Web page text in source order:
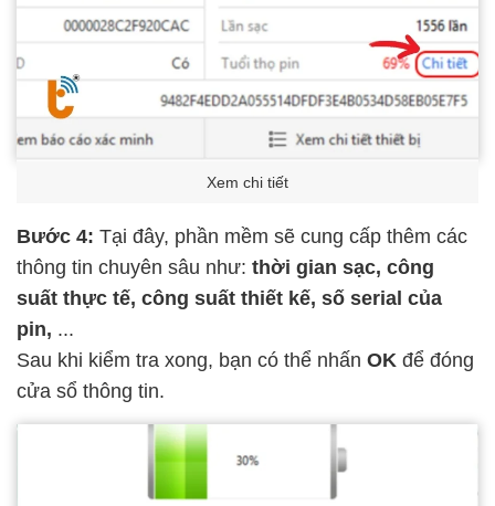
Xem chi tiết
Bước 4: Tại đây, phần mềm sẽ cung cấp thêm các
thông tin chuyên sâu như: thời gian sạc, công
suất thực tế, công suất thiết kế, số serial của
pin, ...
Sau khi kiểm tra xong, bạn có thể nhấn OK để đóng
cửa sổ thông tin.